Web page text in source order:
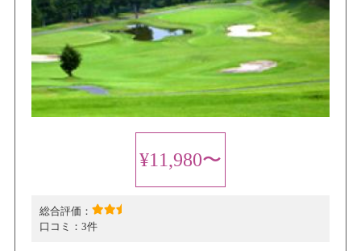
¥11,980〜
総合評価：
口コミ： 3件